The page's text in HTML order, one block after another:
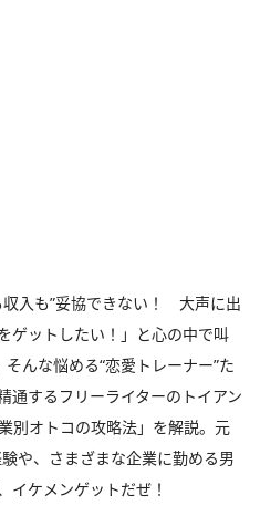
入も”妥協できない！ 大声に出
ゲットしたい！」と心の中で叫
んな悩める“恋愛トレーナー”た
通するフリーライターのトイアン
別オトコの攻略法」を解説。元
や、さまざまな企業に勤める男
イケメンゲットだぜ！